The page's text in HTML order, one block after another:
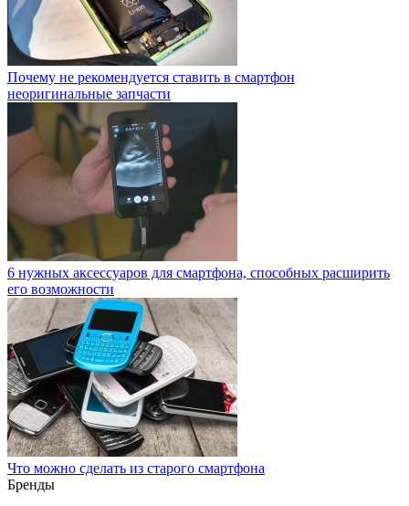
Почему не рекомендуется ставить в смартфон
неоригинальные запчасти
6 нужных аксессуаров для смартфона, способных расширить
его возможности
Что можно сделать из старого смартфона
Бренды